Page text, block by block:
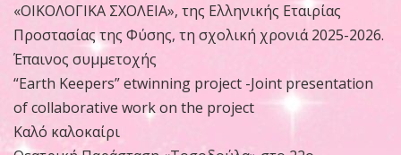
«ΟΙΚΟΛΟΓΙΚΑ ΣΧΟΛΕΙΑ», της Ελληνικής Εταιρίας
Προστασίας της Φύσης, τη σχολική χρονιά 2025-2026.
Έπαινος συμμετοχής
“Earth Keepers” etwinning project -Joint presentation
of collaborative work on the project
Καλό καλοκαίρι